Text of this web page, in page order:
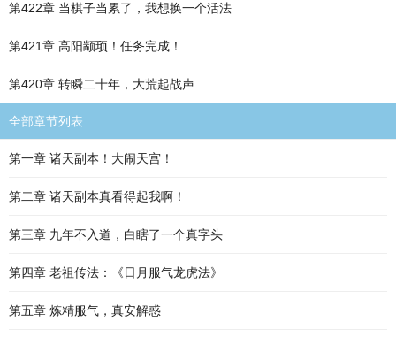
第422章 当棋子当累了，我想换一个活法
第421章 高阳颛顼！任务完成！
第420章 转瞬二十年，大荒起战声
全部章节列表
第一章 诸天副本！大闹天宫！
第二章 诸天副本真看得起我啊！
第三章 九年不入道，白瞎了一个真字头
第四章 老祖传法：《日月服气龙虎法》
第五章 炼精服气，真安解惑